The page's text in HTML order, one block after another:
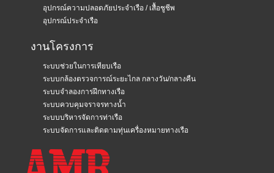
อุปกรณ์ความปลอดภัยประจำเรือ / เสื้อชูชีพ
อุปกรณ์ประจำเรือ
งานโครงการ
ระบบช่วยในการเทียบเรือ
ระบบกล้องตรวจการณ์ระยะไกล กลางวัน/กลางคืน
ระบบจำลองการฝึกทางเรือ
ระบบควบคุมจราจรทางน้ำ
ระบบบริหารจัดการท่าเรือ
ระบบจัดการและติดตามทุ่นเครื่องหมายทางเรือ